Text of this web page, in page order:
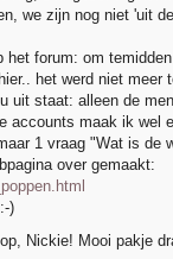
we zijn nog niet 'uit
forum: om
het werd niet meer
uit staat: alleen de
accounts maak ik wel
1 vraag "Wat is de
over gemaakt:
)
Nickie! Mooi pakje